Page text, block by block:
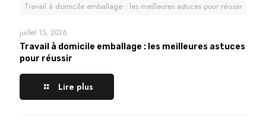
Travail à domicile emballage : les meilleures astuces pour réussir
juillet 15, 2026
Travail à domicile emballage : les meilleures astuces
pour réussir
Lire plus